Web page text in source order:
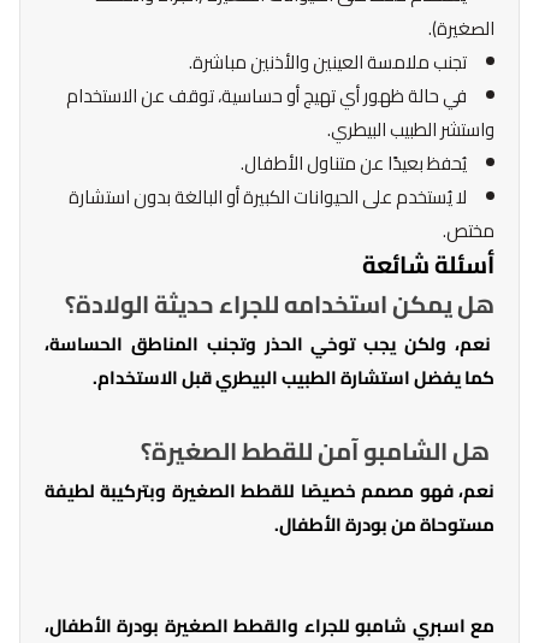
الصغيرة).
تجنب ملامسة العينين والأذنين مباشرة.
في حالة ظهور أي تهيج أو حساسية، توقف عن الاستخدام
واستشر الطبيب البيطري.
يُحفظ بعيدًا عن متناول الأطفال.
لا يُستخدم على الحيوانات الكبيرة أو البالغة بدون استشارة
مختص.
أسئلة شائعة
هل يمكن استخدامه للجراء حديثة الولادة؟
نعم، ولكن يجب توخي الحذر وتجنب المناطق الحساسة،
كما يفضل استشارة الطبيب البيطري قبل الاستخدام.
هل الشامبو آمن للقطط الصغيرة؟
نعم، فهو مصمم خصيصًا للقطط الصغيرة وبتركيبة لطيفة
مستوحاة من بودرة الأطفال.
مع اسبري شامبو للجراء والقطط الصغيرة بودرة الأطفال،